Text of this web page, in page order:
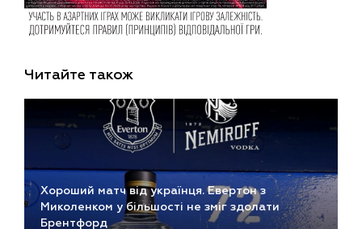
Читайте також
Хороший матч від українця. Евертон з
Миколенком у більшості не зміг здолати
Брентфорд